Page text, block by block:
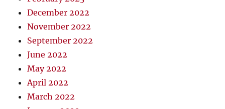
December 2022
November 2022
September 2022
June 2022
May 2022
April 2022
March 2022